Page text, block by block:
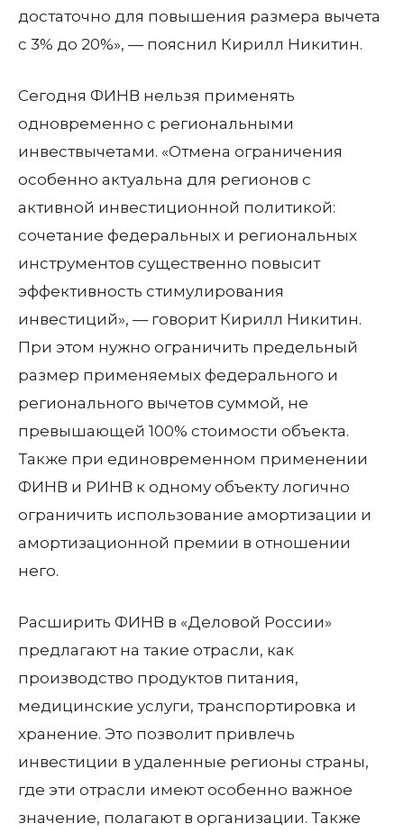
достаточно для повышения размера вычета
с 3% до 20%», — пояснил Кирилл Никитин.
Сегодня ФИНВ нельзя применять
одновременно с региональными
инвествычетами. «Отмена ограничения
особенно актуальна для регионов с
активной инвестиционной политикой:
сочетание федеральных и региональных
инструментов существенно повысит
эффективность стимулирования
инвестиций», — говорит Кирилл Никитин.
При этом нужно ограничить предельный
размер применяемых федерального и
регионального вычетов суммой, не
превышающей 100% стоимости объекта.
Также при единовременном применении
ФИНВ и РИНВ к одному объекту логично
ограничить использование амортизации и
амортизационной премии в отношении
него.
Расширить ФИНВ в «Деловой России»
предлагают на такие отрасли, как
производство продуктов питания,
медицинские услуги, транспортировка и
хранение. Это позволит привлечь
инвестиции в удаленные регионы страны,
где эти отрасли имеют особенно важное
значение, полагают в организации. Также